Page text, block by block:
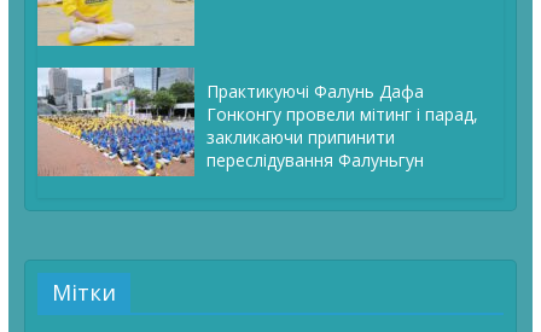
Практикуючі Фалунь Дафа
Гонконгу провели мітинг і парад,
закликаючи припинити
переслідування Фалуньгун
Мітки